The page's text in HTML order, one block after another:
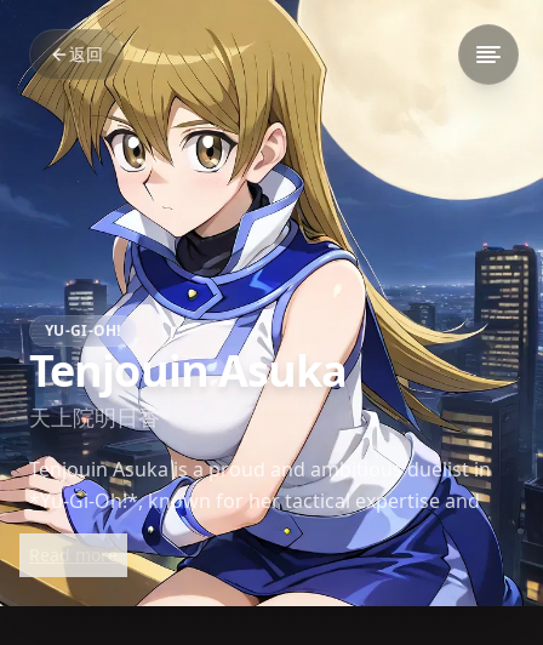
返回
YU-GI-OH!
Tenjouin Asuka
天上院明日香
Tenjouin Asuka is a proud and ambitious duelist in
*Yu-Gi-Oh!*, known for her tactical expertise and
competitive nature.
Read more